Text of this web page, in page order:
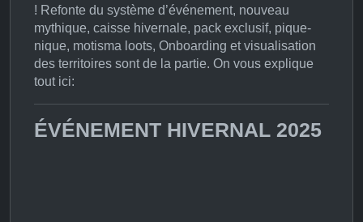
! Refonte du système d’événement, nouveau
mythique, caisse hivernale, pack exclusif, pique-
nique, motisma loots, Onboarding et visualisation
des territoires sont de la partie. On vous explique
tout ici:
ÉVÉNEMENT HIVERNAL 2025